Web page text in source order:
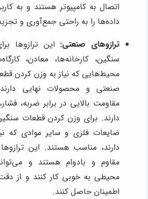
اتصال به کامپیوتر هستند و به
داده‌ها را به راحتی جمع‌آوری و
ترازوهای صنعتی: این ترازوها
سنگین، کارخانه‌ها، معادن،
محیط‌هایی که نیاز به وزن کردن
صنعتی و محصولات نهایی
مقاومت بالایی در برابر ضربه،
دارند. برای وزن کردن قطعات
ضایعات فلزی و سایر موادی که
دارند، مناسب هستند. این
مقاوم و بادوام هستند و
محیطی به خوبی کار کنند و از
اطمینان حاصل کنند.